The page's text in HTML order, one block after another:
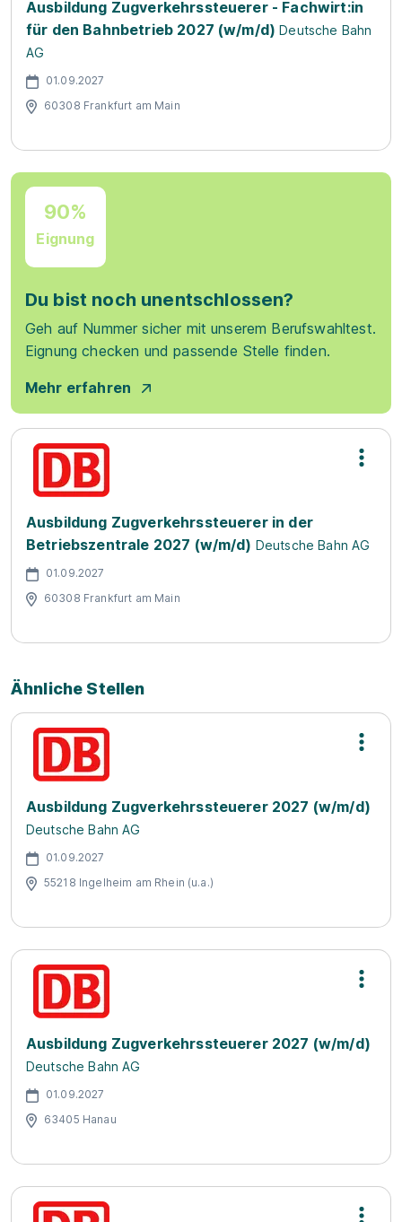
Ausbildung Zugverkehrssteuerer - Fachwirt:in
für den Bahnbetrieb 2027 (w/m/d) Deutsche Bahn
AG
01.09.2027
60308 Frankfurt am Main
90%
Eignung
Du bist noch unentschlossen?
Geh auf Nummer sicher mit unserem Berufswahltest.
Eignung checken und passende Stelle finden.
Mehr erfahren
Ausbildung Zugverkehrssteuerer in der
Betriebszentrale 2027 (w/m/d) Deutsche Bahn AG
01.09.2027
60308 Frankfurt am Main
Ähnliche Stellen
Ausbildung Zugverkehrssteuerer 2027 (w/m/d)
Deutsche Bahn AG
01.09.2027
55218 Ingelheim am Rhein (u.a.)
Ausbildung Zugverkehrssteuerer 2027 (w/m/d)
Deutsche Bahn AG
01.09.2027
63405 Hanau